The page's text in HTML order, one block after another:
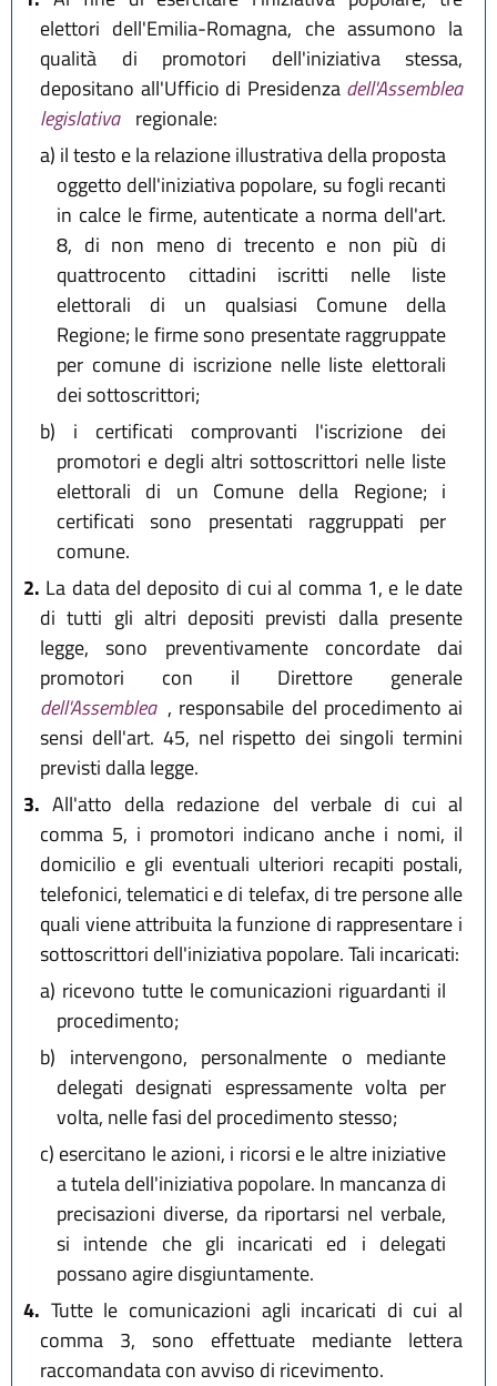
elettori dell'Emilia-Romagna, che assumono la
qualità di promotori dell'iniziativa stessa,
depositano all'Ufficio di Presidenza dell'Assemblea
legislativa regionale:
a) il testo e la relazione illustrativa della proposta
oggetto dell'iniziativa popolare, su fogli recanti
in calce le firme, autenticate a norma dell'art.
8, di non meno di trecento e non più di
quattrocento cittadini iscritti nelle liste
elettorali di un qualsiasi Comune della
Regione; le firme sono presentate raggruppate
per comune di iscrizione nelle liste elettorali
dei sottoscrittori;
b) i certificati comprovanti l'iscrizione dei
promotori e degli altri sottoscrittori nelle liste
elettorali di un Comune della Regione; i
certificati sono presentati raggruppati per
comune.
2. La data del deposito di cui al comma 1, e le date
di tutti gli altri depositi previsti dalla presente
legge, sono preventivamente concordate dai
promotori con il Direttore generale
dell'Assemblea , responsabile del procedimento ai
sensi dell'art. 45, nel rispetto dei singoli termini
previsti dalla legge.
3. All'atto della redazione del verbale di cui al
comma 5, i promotori indicano anche i nomi, il
domicilio e gli eventuali ulteriori recapiti postali,
telefonici, telematici e di telefax, di tre persone alle
quali viene attribuita la funzione di rappresentare i
sottoscrittori dell'iniziativa popolare. Tali incaricati:
a) ricevono tutte le comunicazioni riguardanti il
procedimento;
b) intervengono, personalmente o mediante
delegati designati espressamente volta per
volta, nelle fasi del procedimento stesso;
c) esercitano le azioni, i ricorsi e le altre iniziative
a tutela dell'iniziativa popolare. In mancanza di
precisazioni diverse, da riportarsi nel verbale,
si intende che gli incaricati ed i delegati
possano agire disgiuntamente.
4. Tutte le comunicazioni agli incaricati di cui al
comma 3, sono effettuate mediante lettera
raccomandata con avviso di ricevimento.